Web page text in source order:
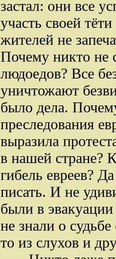
застал: они все
участь своей
жителей не
Почему никто не
людоедов? Все
уничтожают
было дела.
преследования
выразила
в нашей стране?
гибель евреев?
писать. И не
были в
не знали о
то из слухов и